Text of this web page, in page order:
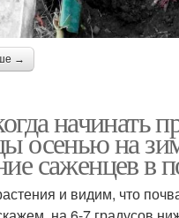
→
начинать
осенью на
саженцев в
и видим, что